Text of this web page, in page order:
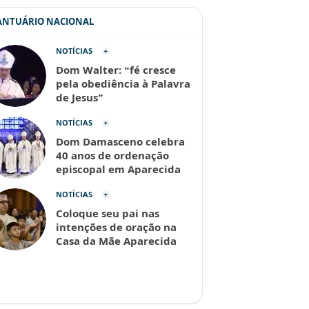
NACIONAL
NOTÍCIAS
Dom Walter: “fé cresce
pela obediência à Palavra
de Jesus”
NOTÍCIAS
Dom Damasceno celebra
40 anos de ordenação
episcopal em Aparecida
NOTÍCIAS
Coloque seu pai nas
intenções de oração na
Casa da Mãe Aparecida